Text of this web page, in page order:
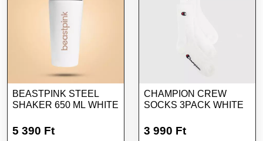
BEASTPINK STEEL
SHAKER 650 ML WHITE
5 390 Ft
CHAMPION CREW
SOCKS 3PACK WHITE
3 990 Ft